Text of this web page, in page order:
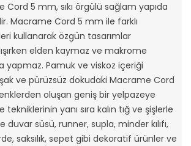
Cord 5 mm, sıkı örgülü sağlam yapıda
Macrame Cord 5 mm ile farklı
kullanarak özgün tasarımlar
elden kaymaz ve makrome
yapmaz. Pamuk ve viskoz içeriği
ve pürüzsüz dokudaki Macrame Cord
oluşan geniş bir yelpazeye
yanı sıra kalın tığ ve şişlerle
duvar süsü, runner, supla, minder kılıfı,
saksılık, sepet gibi dekoratif ürünler ve